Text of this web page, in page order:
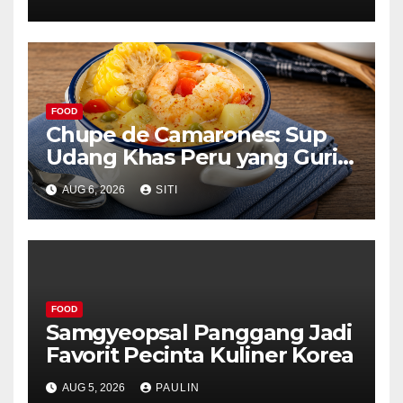
FOOD
Chupe de Camarones: Sup
Udang Khas Peru yang Gurih
Lezat
AUG 6, 2026 SITI
FOOD
Samgyeopsal Panggang Jadi
Favorit Pecinta Kuliner Korea
AUG 5, 2026 PAULIN